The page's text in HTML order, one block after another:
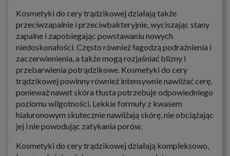
Kosmetyki do cery trądzikowej działają także
przeciwzapalnie i przeciwbakteryjnie, wyciszając stany
zapalne i zapobiegając powstawaniu nowych
niedoskonałości. Często również łagodzą podrażnienia i
zaczerwienienia, a także mogą rozjaśniać blizny i
przebarwienia potrądzikowe. Kosmetyki do cery
trądzikowej powinny również intensywnie nawilżać cerę,
ponieważ nawet skóra tłusta potrzebuje odpowiedniego
poziomu wilgotności. Lekkie formuły z kwasem
hialuronowym skutecznie nawilżają skórę, nie obciążając
jej i nie powodując zatykania porów.
Kosmetyki do cery trądzikowej działają kompleksowo,